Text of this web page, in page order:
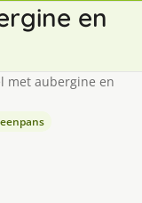
en
met aubergine en